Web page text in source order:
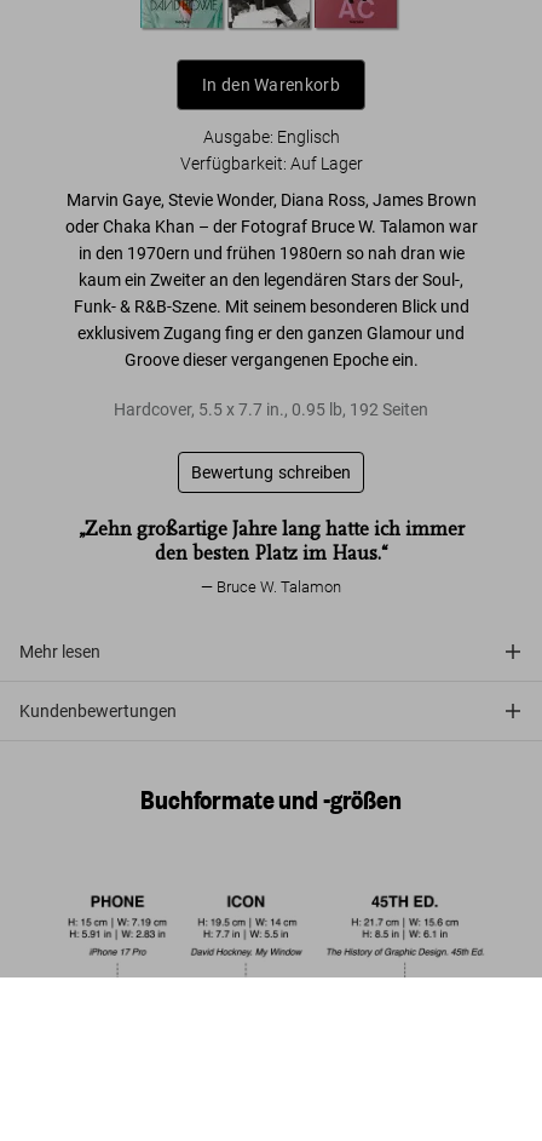
In den Warenkorb
Ausgabe: Englisch
Verfügbarkeit: Auf Lager
Marvin Gaye, Stevie Wonder, Diana Ross, James Brown
oder Chaka Khan – der Fotograf Bruce W. Talamon war
in den 1970ern und frühen 1980ern so nah dran wie
kaum ein Zweiter an den legendären Stars der Soul-,
Funk- & R&B-Szene. Mit seinem besonderen Blick und
exklusivem Zugang fing er den ganzen Glamour und
Groove dieser vergangenen Epoche ein.
Hardcover, 5.5x7.7 in., 0.95 lb, 192 Seiten
Bewertung schreiben
„Zehn großartige Jahre lang hatte ich immer
den besten Platz im Haus.“
Bruce W. Talamon
Mehr lesen
Kundenbewertungen
Buchformate und -größen